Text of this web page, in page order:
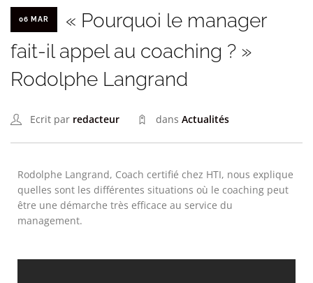
06 MAR
« Pourquoi le manager
fait-il appel au coaching ? »
Rodolphe Langrand
Ecrit par redacteur dans Actualités
Rodolphe Langrand, Coach certifié chez HTI, nous explique
quelles sont les différentes situations où le coaching peut
être une démarche très efficace au service du
management.